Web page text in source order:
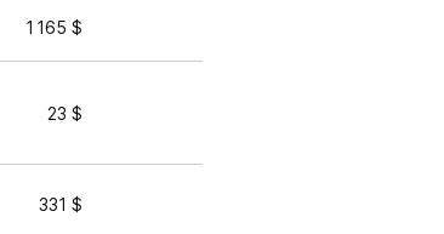
1 165 $
23 $
331 $